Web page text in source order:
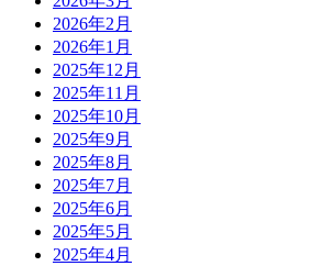
2026年2月
2026年1月
2025年12月
2025年11月
2025年10月
2025年9月
2025年8月
2025年7月
2025年6月
2025年5月
2025年4月